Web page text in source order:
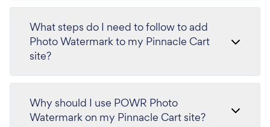
What steps do I need to follow to add
Photo Watermark to my Pinnacle Cart
site?
Why should I use POWR Photo
Watermark on my Pinnacle Cart site?